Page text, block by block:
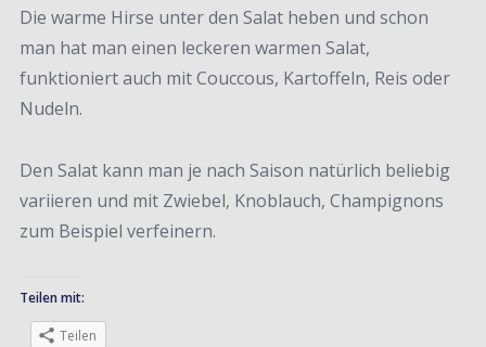
Die warme Hirse unter den Salat heben und schon
man hat man einen leckeren warmen Salat,
funktioniert auch mit Couccous, Kartoffeln, Reis oder
Nudeln.
Den Salat kann man je nach Saison natürlich beliebig
variieren und mit Zwiebel, Knoblauch, Champignons
zum Beispiel verfeinern.
Teilen mit:
Teilen